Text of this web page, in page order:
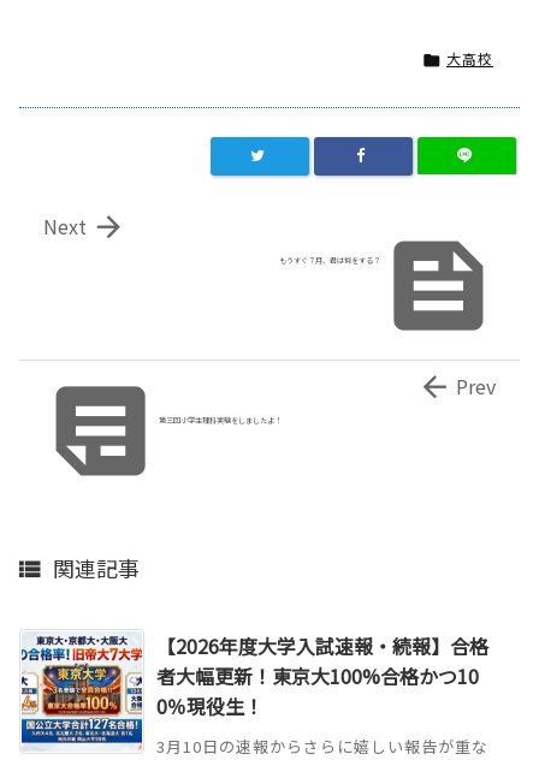
 大高校

もうすぐ７月、君は何をする？

Next
第三回小学生理科実験をしましたよ！
 Prev
 関連記事
【2026年度大学入試速報・続報】合格
者大幅更新！東京大100%合格かつ10
0％現役生！
3月10日の速報からさらに嬉しい報告が重な